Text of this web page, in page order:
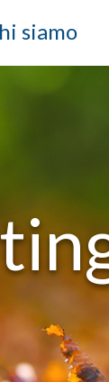
siamo